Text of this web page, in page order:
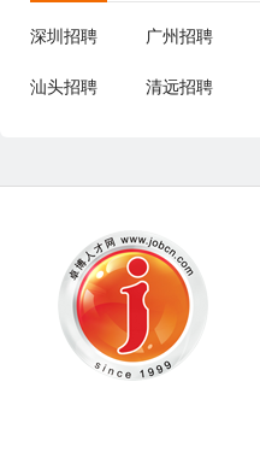
深圳招聘 广州招聘
汕头招聘 清远招聘